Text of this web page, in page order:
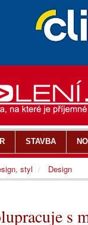
s
STAVBA
styl Design